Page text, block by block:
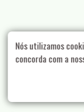
Nós utilizamos
concorda com a